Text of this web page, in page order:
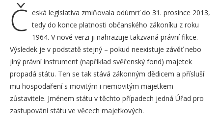
Č eská legislativa zmiňovala odúmrť do 31. prosince 2013,
tedy do konce platnosti občanského zákoníku z roku
1964. V nové verzi ji nahrazuje takzvaná právní fikce.
Výsledek je v podstatě stejný – pokud neexistuje závěť nebo
jiný právní instrument (například svěřenský fond) majetek
propadá státu. Ten se tak stává zákonným dědicem a přísluší
mu hospodaření s movitým i nemovitým majetkem
zůstavitele. Jménem státu v těchto případech jedná Úřad pro
zastupování státu ve věcech majetkových.